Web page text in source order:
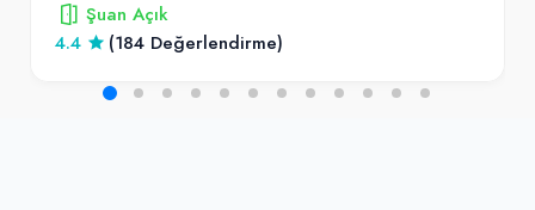
Şuan Açık
4.4
(184 Değerlendirme)